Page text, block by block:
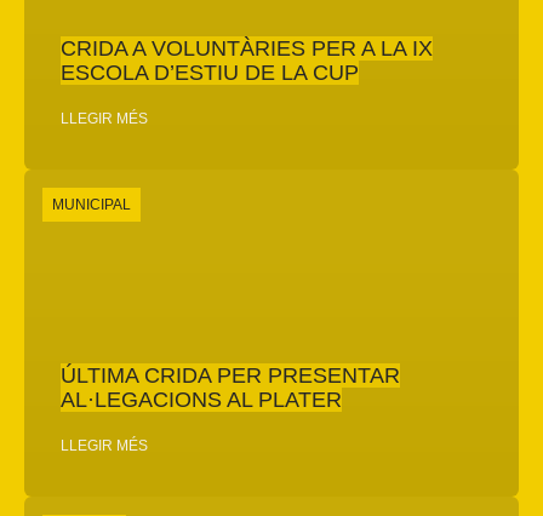
CRIDA A VOLUNTÀRIES PER A LA IX
ESCOLA D’ESTIU DE LA CUP
LLEGIR MÉS
ÚLTIMA CRIDA PER PRESENTAR
AL·LEGACIONS AL PLATER
LLEGIR MÉS
MUNICIPAL